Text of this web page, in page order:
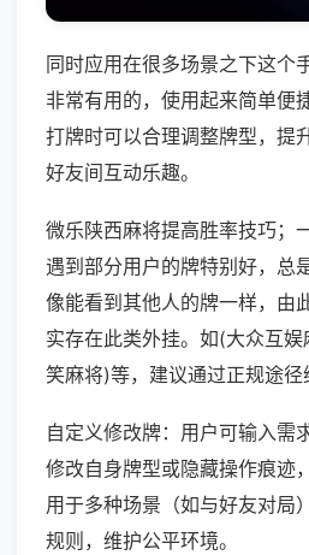
同时应用在很多场景之下这个
非常有用的，使用起来简单便
打牌时可以合理调整牌型，提
好友间互动乐趣。
微乐陕西麻将提高胜率技巧；
遇到部分用户的牌特别好，总
像能看到其他人的牌一样，由
实存在此类外挂。如(大众互
笑麻将)等，建议通过正规途径
自定义修改牌：用户可输入需
修改自身牌型或隐藏操作痕迹
用于多种场景（如与好友对局
规则，维护公平环境。